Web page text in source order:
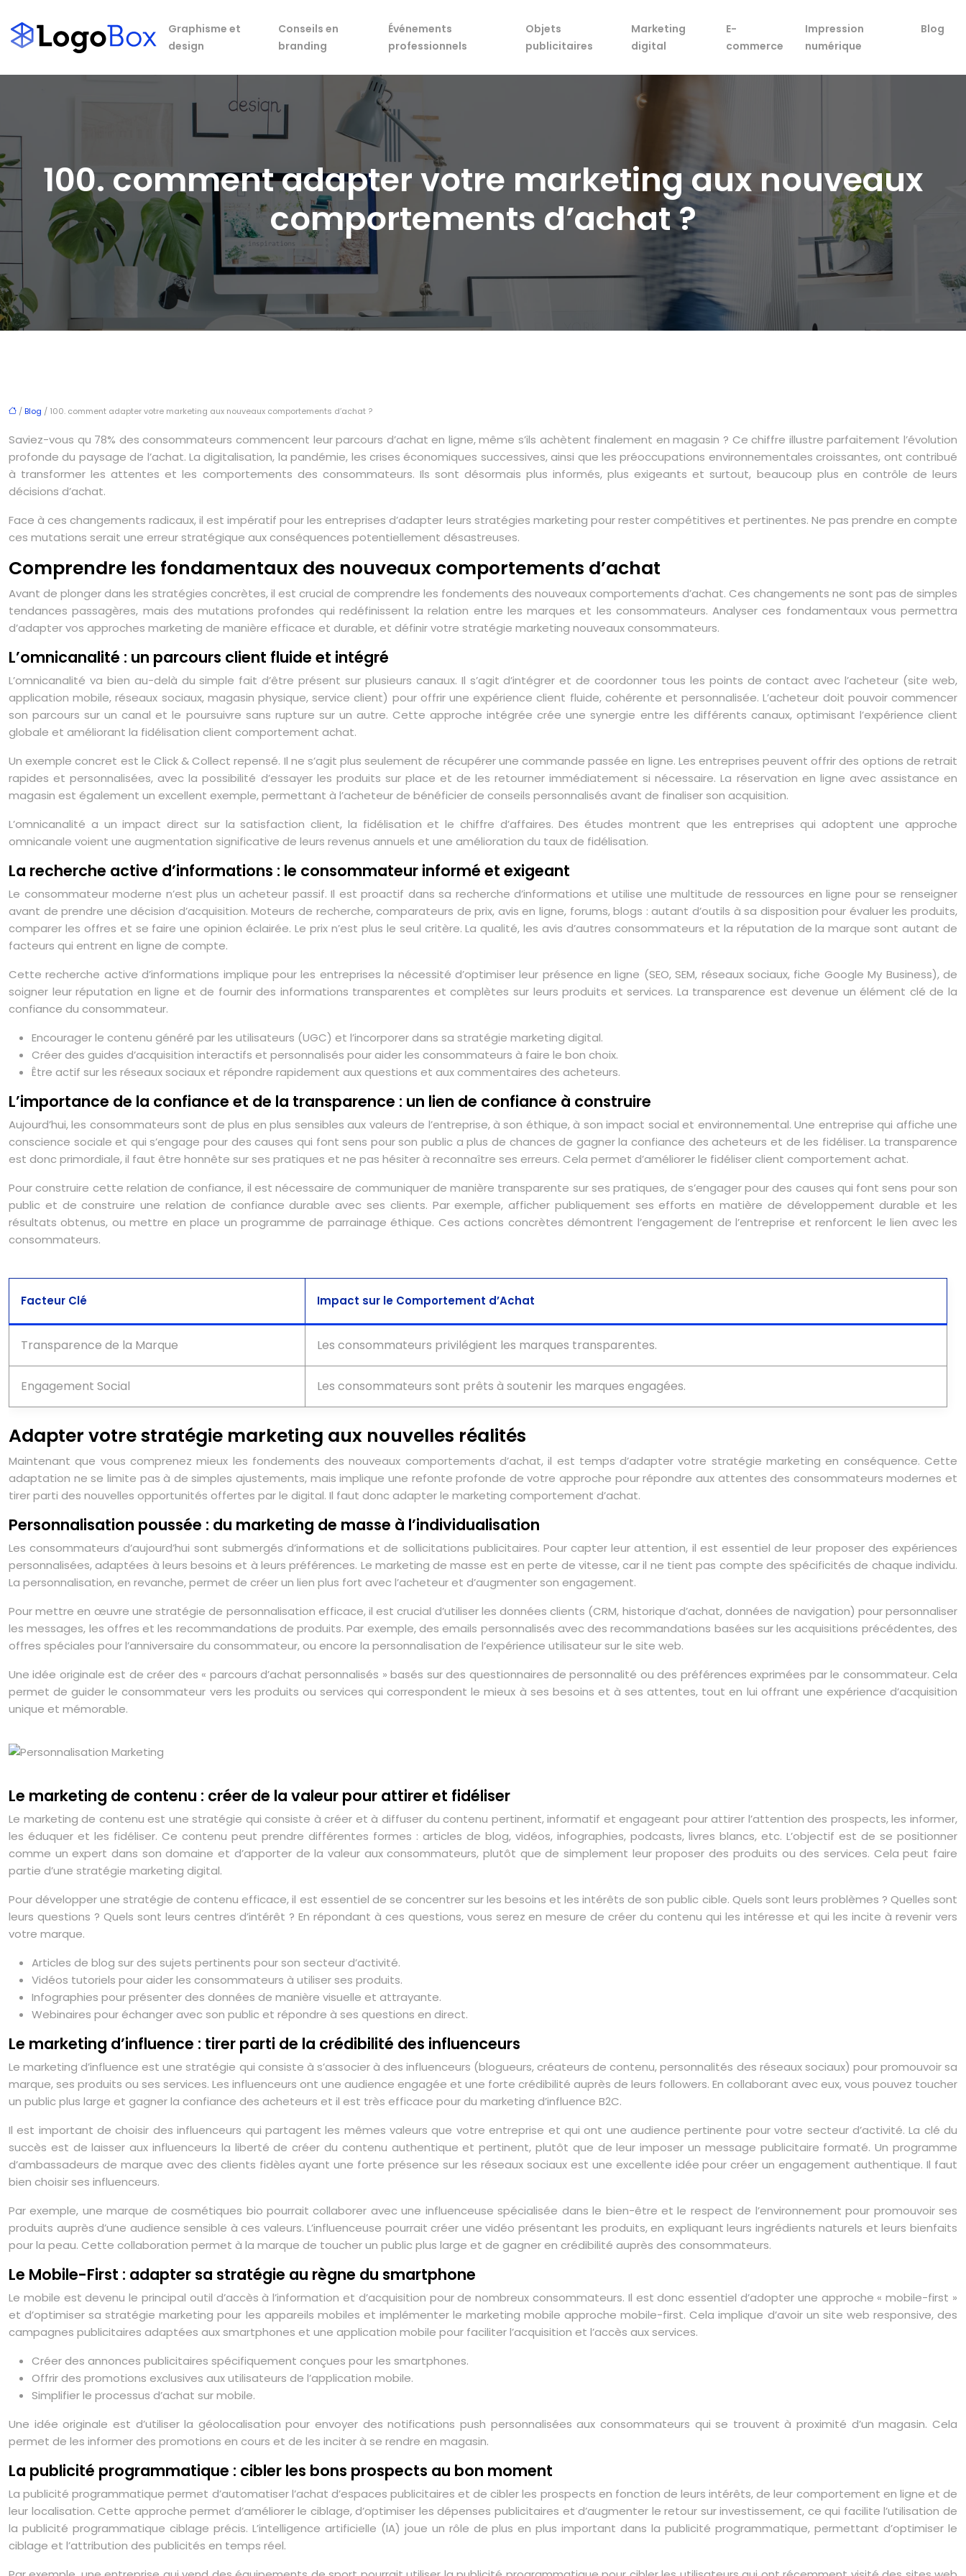
Graphisme et
design
Conseils en
branding
Événements
professionnels
Objets
publicitaires
Marketing
digital
E-
commerce
Impression
numérique
Blog
100. comment adapter votre marketing aux nouveaux
comportements d’achat ?
/ Blog / 100. comment adapter votre marketing aux nouveaux comportements d’achat ?
Saviez-vous qu 78% des consommateurs commencent leur parcours d’achat en ligne, même s’ils achètent finalement en magasin ? Ce chiffre illustre parfaitement l’évolution
profonde du paysage de l’achat. La digitalisation, la pandémie, les crises économiques successives, ainsi que les préoccupations environnementales croissantes, ont contribué
à transformer les attentes et les comportements des consommateurs. Ils sont désormais plus informés, plus exigeants et surtout, beaucoup plus en contrôle de leurs
décisions d’achat.
Face à ces changements radicaux, il est impératif pour les entreprises d’adapter leurs stratégies marketing pour rester compétitives et pertinentes. Ne pas prendre en compte
ces mutations serait une erreur stratégique aux conséquences potentiellement désastreuses.
Comprendre les fondamentaux des nouveaux comportements d’achat
Avant de plonger dans les stratégies concrètes, il est crucial de comprendre les fondements des nouveaux comportements d’achat. Ces changements ne sont pas de simples
tendances passagères, mais des mutations profondes qui redéfinissent la relation entre les marques et les consommateurs. Analyser ces fondamentaux vous permettra
d’adapter vos approches marketing de manière efficace et durable, et définir votre stratégie marketing nouveaux consommateurs.
L’omnicanalité : un parcours client fluide et intégré
L’omnicanalité va bien au-delà du simple fait d’être présent sur plusieurs canaux. Il s’agit d’intégrer et de coordonner tous les points de contact avec l’acheteur (site web,
application mobile, réseaux sociaux, magasin physique, service client) pour offrir une expérience client fluide, cohérente et personnalisée. L’acheteur doit pouvoir commencer
son parcours sur un canal et le poursuivre sans rupture sur un autre. Cette approche intégrée crée une synergie entre les différents canaux, optimisant l’expérience client
globale et améliorant la fidélisation client comportement achat.
Un exemple concret est le Click & Collect repensé. Il ne s’agit plus seulement de récupérer une commande passée en ligne. Les entreprises peuvent offrir des options de retrait
rapides et personnalisées, avec la possibilité d’essayer les produits sur place et de les retourner immédiatement si nécessaire. La réservation en ligne avec assistance en
magasin est également un excellent exemple, permettant à l’acheteur de bénéficier de conseils personnalisés avant de finaliser son acquisition.
L’omnicanalité a un impact direct sur la satisfaction client, la fidélisation et le chiffre d’affaires. Des études montrent que les entreprises qui adoptent une approche
omnicanale voient une augmentation significative de leurs revenus annuels et une amélioration du taux de fidélisation.
La recherche active d’informations : le consommateur informé et exigeant
Le consommateur moderne n’est plus un acheteur passif. Il est proactif dans sa recherche d’informations et utilise une multitude de ressources en ligne pour se renseigner
avant de prendre une décision d’acquisition. Moteurs de recherche, comparateurs de prix, avis en ligne, forums, blogs : autant d’outils à sa disposition pour évaluer les produits,
comparer les offres et se faire une opinion éclairée. Le prix n’est plus le seul critère. La qualité, les avis d’autres consommateurs et la réputation de la marque sont autant de
facteurs qui entrent en ligne de compte.
Cette recherche active d’informations implique pour les entreprises la nécessité d’optimiser leur présence en ligne (SEO, SEM, réseaux sociaux, fiche Google My Business), de
soigner leur réputation en ligne et de fournir des informations transparentes et complètes sur leurs produits et services. La transparence est devenue un élément clé de la
confiance du consommateur.
Encourager le contenu généré par les utilisateurs (UGC) et l’incorporer dans sa stratégie marketing digital.
Créer des guides d’acquisition interactifs et personnalisés pour aider les consommateurs à faire le bon choix.
Être actif sur les réseaux sociaux et répondre rapidement aux questions et aux commentaires des acheteurs.
L’importance de la confiance et de la transparence : un lien de confiance à construire
Aujourd’hui, les consommateurs sont de plus en plus sensibles aux valeurs de l’entreprise, à son éthique, à son impact social et environnemental. Une entreprise qui affiche une
conscience sociale et qui s’engage pour des causes qui font sens pour son public a plus de chances de gagner la confiance des acheteurs et de les fidéliser. La transparence
est donc primordiale, il faut être honnête sur ses pratiques et ne pas hésiter à reconnaître ses erreurs. Cela permet d’améliorer le fidéliser client comportement achat.
Pour construire cette relation de confiance, il est nécessaire de communiquer de manière transparente sur ses pratiques, de s’engager pour des causes qui font sens pour son
public et de construire une relation de confiance durable avec ses clients. Par exemple, afficher publiquement ses efforts en matière de développement durable et les
résultats obtenus, ou mettre en place un programme de parrainage éthique. Ces actions concrètes démontrent l’engagement de l’entreprise et renforcent le lien avec les
consommateurs.
Facteur Clé Impact sur le Comportement d’Achat
Transparence de la Marque Les consommateurs privilégient les marques transparentes.
Engagement Social Les consommateurs sont prêts à soutenir les marques engagées.
Adapter votre stratégie marketing aux nouvelles réalités
Maintenant que vous comprenez mieux les fondements des nouveaux comportements d’achat, il est temps d’adapter votre stratégie marketing en conséquence. Cette
adaptation ne se limite pas à de simples ajustements, mais implique une refonte profonde de votre approche pour répondre aux attentes des consommateurs modernes et
tirer parti des nouvelles opportunités offertes par le digital. Il faut donc adapter le marketing comportement d’achat.
Personnalisation poussée : du marketing de masse à l’individualisation
Les consommateurs d’aujourd’hui sont submergés d’informations et de sollicitations publicitaires. Pour capter leur attention, il est essentiel de leur proposer des expériences
personnalisées, adaptées à leurs besoins et à leurs préférences. Le marketing de masse est en perte de vitesse, car il ne tient pas compte des spécificités de chaque individu.
La personnalisation, en revanche, permet de créer un lien plus fort avec l’acheteur et d’augmenter son engagement.
Pour mettre en œuvre une stratégie de personnalisation efficace, il est crucial d’utiliser les données clients (CRM, historique d’achat, données de navigation) pour personnaliser
les messages, les offres et les recommandations de produits. Par exemple, des emails personnalisés avec des recommandations basées sur les acquisitions précédentes, des
offres spéciales pour l’anniversaire du consommateur, ou encore la personnalisation de l’expérience utilisateur sur le site web.
Une idée originale est de créer des « parcours d’achat personnalisés » basés sur des questionnaires de personnalité ou des préférences exprimées par le consommateur. Cela
permet de guider le consommateur vers les produits ou services qui correspondent le mieux à ses besoins et à ses attentes, tout en lui offrant une expérience d’acquisition
unique et mémorable.
Le marketing de contenu : créer de la valeur pour attirer et fidéliser
Le marketing de contenu est une stratégie qui consiste à créer et à diffuser du contenu pertinent, informatif et engageant pour attirer l’attention des prospects, les informer,
les éduquer et les fidéliser. Ce contenu peut prendre différentes formes : articles de blog, vidéos, infographies, podcasts, livres blancs, etc. L’objectif est de se positionner
comme un expert dans son domaine et d’apporter de la valeur aux consommateurs, plutôt que de simplement leur proposer des produits ou des services. Cela peut faire
partie d’une stratégie marketing digital.
Pour développer une stratégie de contenu efficace, il est essentiel de se concentrer sur les besoins et les intérêts de son public cible. Quels sont leurs problèmes ? Quelles sont
leurs questions ? Quels sont leurs centres d’intérêt ? En répondant à ces questions, vous serez en mesure de créer du contenu qui les intéresse et qui les incite à revenir vers
votre marque.
Articles de blog sur des sujets pertinents pour son secteur d’activité.
Vidéos tutoriels pour aider les consommateurs à utiliser ses produits.
Infographies pour présenter des données de manière visuelle et attrayante.
Webinaires pour échanger avec son public et répondre à ses questions en direct.
Le marketing d’influence : tirer parti de la crédibilité des influenceurs
Le marketing d’influence est une stratégie qui consiste à s’associer à des influenceurs (blogueurs, créateurs de contenu, personnalités des réseaux sociaux) pour promouvoir sa
marque, ses produits ou ses services. Les influenceurs ont une audience engagée et une forte crédibilité auprès de leurs followers. En collaborant avec eux, vous pouvez toucher
un public plus large et gagner la confiance des acheteurs et il est très efficace pour du marketing d’influence B2C.
Il est important de choisir des influenceurs qui partagent les mêmes valeurs que votre entreprise et qui ont une audience pertinente pour votre secteur d’activité. La clé du
succès est de laisser aux influenceurs la liberté de créer du contenu authentique et pertinent, plutôt que de leur imposer un message publicitaire formaté. Un programme
d’ambassadeurs de marque avec des clients fidèles ayant une forte présence sur les réseaux sociaux est une excellente idée pour créer un engagement authentique. Il faut
bien choisir ses influenceurs.
Par exemple, une marque de cosmétiques bio pourrait collaborer avec une influenceuse spécialisée dans le bien-être et le respect de l’environnement pour promouvoir ses
produits auprès d’une audience sensible à ces valeurs. L’influenceuse pourrait créer une vidéo présentant les produits, en expliquant leurs ingrédients naturels et leurs bienfaits
pour la peau. Cette collaboration permet à la marque de toucher un public plus large et de gagner en crédibilité auprès des consommateurs.
Le Mobile-First : adapter sa stratégie au règne du smartphone
Le mobile est devenu le principal outil d’accès à l’information et d’acquisition pour de nombreux consommateurs. Il est donc essentiel d’adopter une approche « mobile-first »
et d’optimiser sa stratégie marketing pour les appareils mobiles et implémenter le marketing mobile approche mobile-first. Cela implique d’avoir un site web responsive, des
campagnes publicitaires adaptées aux smartphones et une application mobile pour faciliter l’acquisition et l’accès aux services.
Créer des annonces publicitaires spécifiquement conçues pour les smartphones.
Offrir des promotions exclusives aux utilisateurs de l’application mobile.
Simplifier le processus d’achat sur mobile.
Une idée originale est d’utiliser la géolocalisation pour envoyer des notifications push personnalisées aux consommateurs qui se trouvent à proximité d’un magasin. Cela
permet de les informer des promotions en cours et de les inciter à se rendre en magasin.
La publicité programmatique : cibler les bons prospects au bon moment
La publicité programmatique permet d’automatiser l’achat d’espaces publicitaires et de cibler les prospects en fonction de leurs intérêts, de leur comportement en ligne et de
leur localisation. Cette approche permet d’améliorer le ciblage, d’optimiser les dépenses publicitaires et d’augmenter le retour sur investissement, ce qui facilite l’utilisation de
la publicité programmatique ciblage précis. L’intelligence artificielle (IA) joue un rôle de plus en plus important dans la publicité programmatique, permettant d’optimiser le
ciblage et l’attribution des publicités en temps réel.